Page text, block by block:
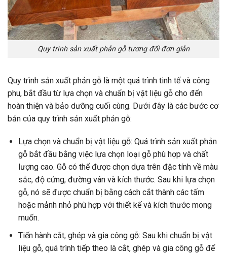
Quy trình sản xuất phản gỗ tương đối đơn giản
Quy trình sản xuất phản gỗ là một quá trình tinh tế và công
phu, bắt đầu từ lựa chọn và chuẩn bị vật liệu gỗ cho đến
hoàn thiện và bảo dưỡng cuối cùng. Dưới đây là các bước cơ
bản của quy trình sản xuất phản gỗ:
Lựa chọn và chuẩn bị vật liệu gỗ: Quá trình sản xuất phản
gỗ bắt đầu bằng việc lựa chọn loại gỗ phù hợp và chất
lượng cao. Gỗ có thể được chọn dựa trên đặc tính về màu
sắc, độ cứng, đường vân và kích thước. Sau khi lựa chọn
gỗ, nó sẽ được chuẩn bị bằng cách cắt thành các tấm
hoặc mảnh nhỏ phù hợp với thiết kế và kích thước mong
muốn.
Tiến hành cắt, ghép và gia công gỗ: Sau khi chuẩn bị vật
liệu gỗ, quá trình tiếp theo là cắt, ghép và gia công gỗ để